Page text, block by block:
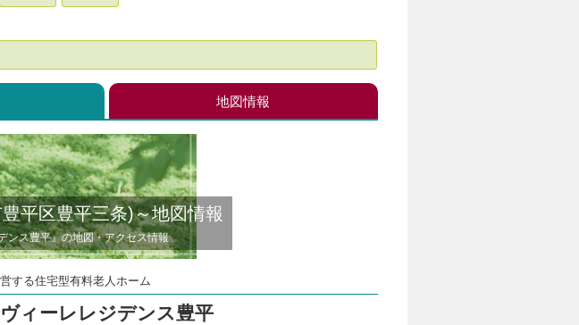
地図情報
平区豊平三条)～地図情報
ンス豊平』の地図・アクセス情報
する住宅型有料老人ホーム
ィーレレジデンス豊平